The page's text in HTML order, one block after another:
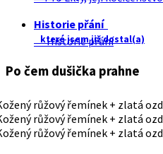
Historie přání
které jsem již dostal(a)
Historie přání
Po čem dušička prahne